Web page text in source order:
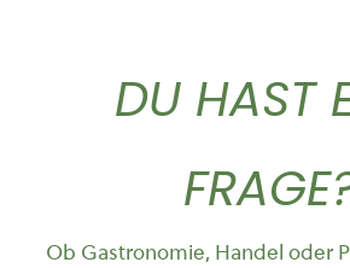
DU HAST
Ob Gastronomie, Handel oder